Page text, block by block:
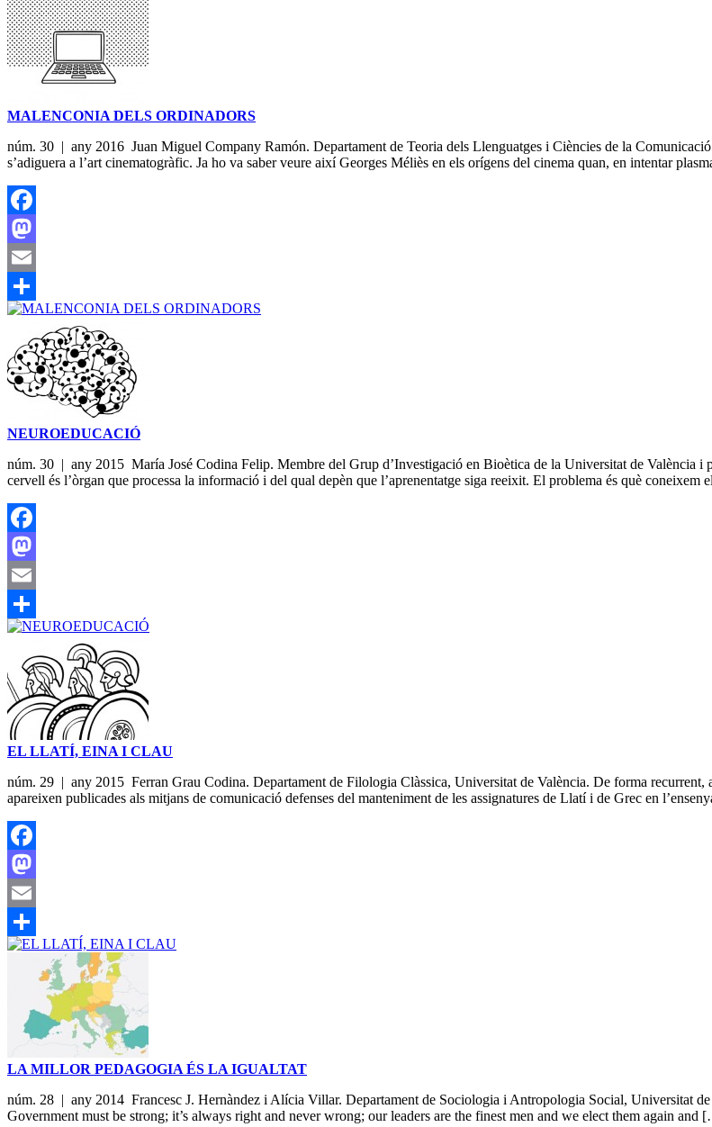
MALENCONIA DELS ORDINADORS
núm. 30 | any 2016 Juan Miguel Company Ramón. Departament de Teoria dels Llenguatges i Ciències de la
s’adiguera a l’art cinematogràfic. Ja ho va saber veure així Georges Méliès en els orígens del cinema quan, en intentar
Facebook
Mastodon
Email
Share
NEUROEDUCACIÓ
núm. 30 | any 2015 María José Codina Felip. Membre del Grup d’Investigació en Bioètica de la Universitat de València
cervell és l’òrgan que processa la informació i del qual depèn que l’aprenentatge siga reeixit. El problema és què coneixem
Facebook
Mastodon
Email
Share
EL LLATÍ, EINA I CLAU
núm. 29 | any 2015 Ferran Grau Codina. Departament de Filologia Clàssica, Universitat de València. De forma recurrent,
apareixen publicades als mitjans de comunicació defenses del manteniment de les assignatures de Llatí i de Grec en
Facebook
Mastodon
Email
Share
LA MILLOR PEDAGOGIA ÉS LA IGUALTAT
núm. 28 | any 2014 Francesc J. Hernàndez i Alícia Villar. Departament de Sociologia i Antropologia Social, Universitat
Government must be strong; it’s always right and never wrong; our leaders are the finest men and we elect them again and